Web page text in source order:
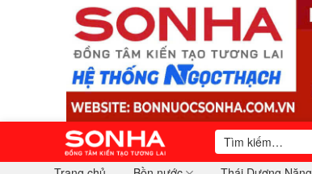
Tìm
kiếm: